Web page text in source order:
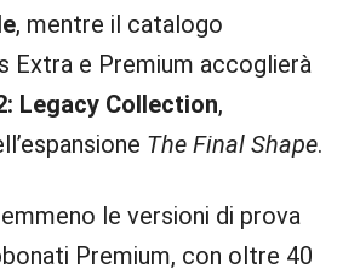
, mentre il catalogo
Extra e Premium accoglierà
Legacy Collection,
The Final Shape.
le versioni di prova
Premium, con oltre 40